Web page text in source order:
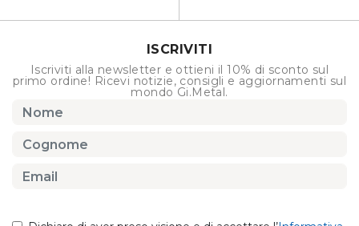
ISCRIVITI
Iscriviti alla newsletter e ottieni il 10% di sconto sul
primo ordine! Ricevi notizie, consigli e aggiornamenti sul
mondo Gi.Metal.